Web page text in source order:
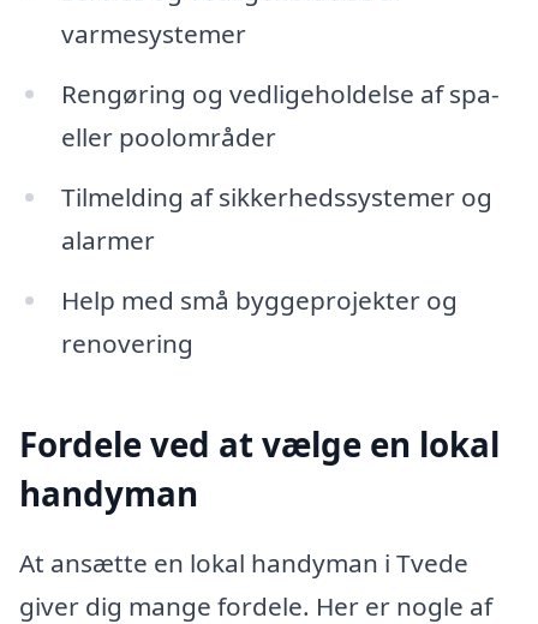
varmesystemer
Rengøring og vedligeholdelse af spa-
eller poolområder
Tilmelding af sikkerhedssystemer og
alarmer
Help med små byggeprojekter og
renovering
Fordele ved at vælge en lokal
handyman
At ansætte en lokal handyman i Tvede
giver dig mange fordele. Her er nogle af